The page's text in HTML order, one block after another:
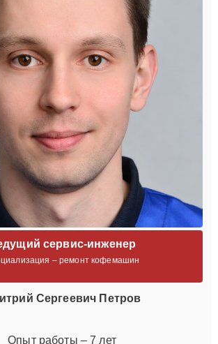
сервис-инженер
– ремонт кофемашин
Сергеевич Петров
Опыт работы – 7 лет